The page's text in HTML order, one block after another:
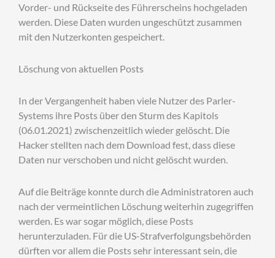
Vorder- und Rückseite des Führerscheins hochgeladen
werden. Diese Daten wurden ungeschützt zusammen
mit den Nutzerkonten gespeichert.
Löschung von aktuellen Posts
In der Vergangenheit haben viele Nutzer des Parler-
Systems ihre Posts über den Sturm des Kapitols
(06.01.2021) zwischenzeitlich wieder gelöscht. Die
Hacker stellten nach dem Download fest, dass diese
Daten nur verschoben und nicht gelöscht wurden.
Auf die Beiträge konnte durch die Administratoren auch
nach der vermeintlichen Löschung weiterhin zugegriffen
werden. Es war sogar möglich, diese Posts
herunterzuladen. Für die US-Strafverfolgungsbehörden
dürften vor allem die Posts sehr interessant sein, die